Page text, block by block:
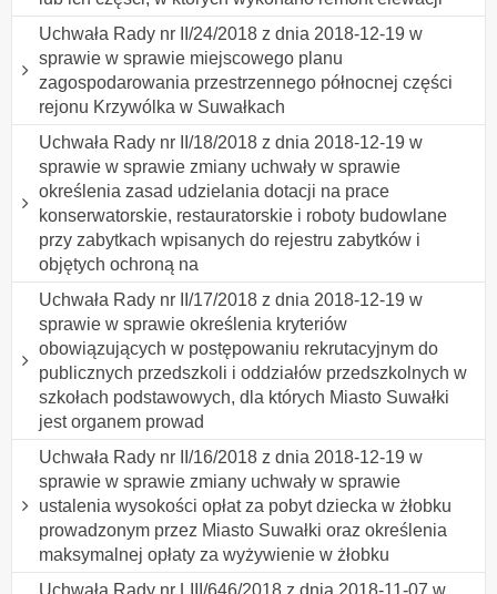
Uchwała Rady nr II/24/2018 z dnia 2018-12-19 w
sprawie w sprawie miejscowego planu
zagospodarowania przestrzennego północnej części
rejonu Krzywólka w Suwałkach
Uchwała Rady nr II/18/2018 z dnia 2018-12-19 w
sprawie w sprawie zmiany uchwały w sprawie
określenia zasad udzielania dotacji na prace
konserwatorskie, restauratorskie i roboty budowlane
przy zabytkach wpisanych do rejestru zabytków i
objętych ochroną na
Uchwała Rady nr II/17/2018 z dnia 2018-12-19 w
sprawie w sprawie określenia kryteriów
obowiązujących w postępowaniu rekrutacyjnym do
publicznych przedszkoli i oddziałów przedszkolnych w
szkołach podstawowych, dla których Miasto Suwałki
jest organem prowad
Uchwała Rady nr II/16/2018 z dnia 2018-12-19 w
sprawie w sprawie zmiany uchwały w sprawie
ustalenia wysokości opłat za pobyt dziecka w żłobku
prowadzonym przez Miasto Suwałki oraz określenia
maksymalnej opłaty za wyżywienie w żłobku
Uchwała Rady nr LIII/646/2018 z dnia 2018-11-07 w